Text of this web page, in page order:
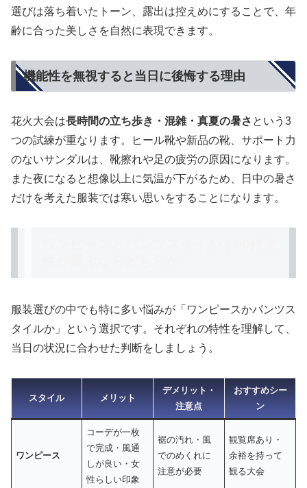
選びは落ち着いたトーン、露出は控えめにすることで、年
齢に合った美しさを自然に表現できます。
機能性を無視すると当日に後悔する理由
花火大会は長時間の立ち歩き・混雑・真夏の暑さ という3
つの試練が重なります。ヒール靴や新品の靴、サポート力
のないサンダルは、靴擦れや足の疲労の原因になります。
また夜になると想像以上に気温が下がるため、日中の暑さ
だけを考えた服装では寒い思いをすることになります。
服装選びの中でも特に多い悩みが「ワンピースかパンツス
タイルか」という選択です。それぞれの特性を理解して、
当日の状況に合わせた判断をしましょう。
スタイル メリット
デメリット・
注意点
おすすめシー
ン
ワンピース
コーデが一枚
で完成・風通
しが良い・女
性らしい印象
裾の汚れ・風
でのめくれに
注意が必要
観覧席あり・
余裕を持って
観る大会